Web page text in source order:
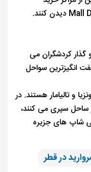
کردشگران می
انگیزترین سواحل
و تالیامار هستند. در
ساحل سپری می کنند،
شاپ های جزیره
در قطر